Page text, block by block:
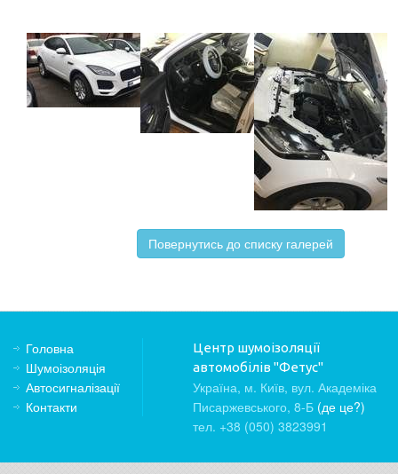
Повернутись до списку галерей
Головна
Шумоізоляція
Автосигналізації
Контакти
Центр шумоізоляції
автомобілів "Фетус"
Україна, м. Київ, вул. Академіка
Писаржевського, 8-Б (де це?)
тел. +38 (050) 3823991